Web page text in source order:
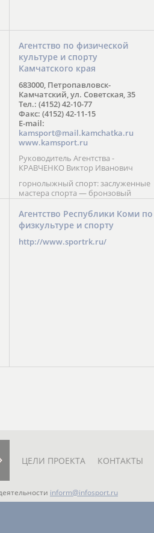
Агентство по физической
культуре и спорту
Камчатского края
683000, Петропавловск-
Камчатский, ул. Советская, 35
Тел.: (4152) 42-10-77
Факс: (4152) 42-11-15
E-mail:
kamsport@mail.kamchatka.ru
www.kamsport.ru
Руководитель Агентства -
КРАВЧЕНКО Виктор Иванович
горнолыжный спорт: заслуженные
мастера спорта — бронзовый
призер Кубка мира (1997),
обладатель Кубка Европы (2002) В.
Зеленская; бронзовый призер
Паралимпийских игр в Солт-Лейк-
Сити (2002) А. Мошкин; мастер
Агентство Республики Коми по
физкультуре и спорту
http://www.sportrk.ru/
ЦЕЛИ ПРОЕКТА КОНТАКТЫ
inform@infosport.ru